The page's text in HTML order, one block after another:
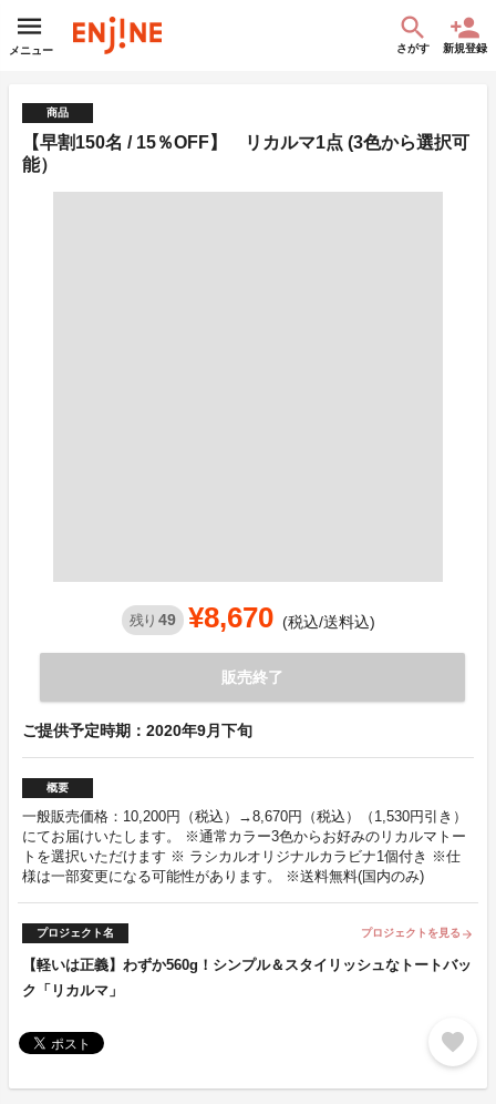
メニュー さがす 新規登録
商品
【早割150名 / 15％OFF】 リカルマ1点 (3色から選択可
能）
残り 49 ¥8,670 (税込/送料込)
販売終了
ご提供予定時期：2020年9月下旬
概要
一般販売価格：10,200円（税込）→8,670円（税込）（1,530円引き）
にてお届けいたします。 ※通常カラー3色からお好みのリカルマトー
トを選択いただけます ※ ラシカルオリジナルカラビナ1個付き ※仕
様は一部変更になる可能性があります。 ※送料無料(国内のみ)
プロジェクト名 プロジェクトを見る arrow_forward
【軽いは正義】わずか560g！シンプル＆スタイリッシュなトートバッ
ク「リカルマ」
favorite